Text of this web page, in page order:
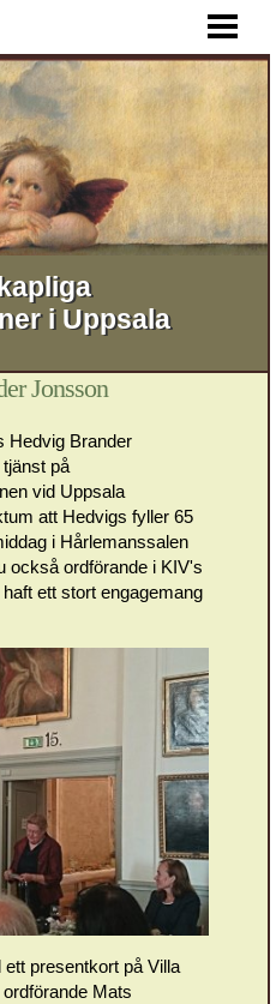
i Uppsala
Jonsson
Hedvig Brander
på
vid Uppsala
att Hedvigs fyller 65
i Hårlemanssalen
också ordförande i KIV's
ett stort engagemang
presentkort på Villa
Mats